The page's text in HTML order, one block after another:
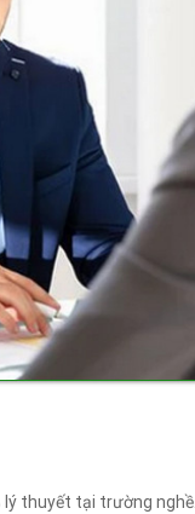
thuyết tại trường nghề.